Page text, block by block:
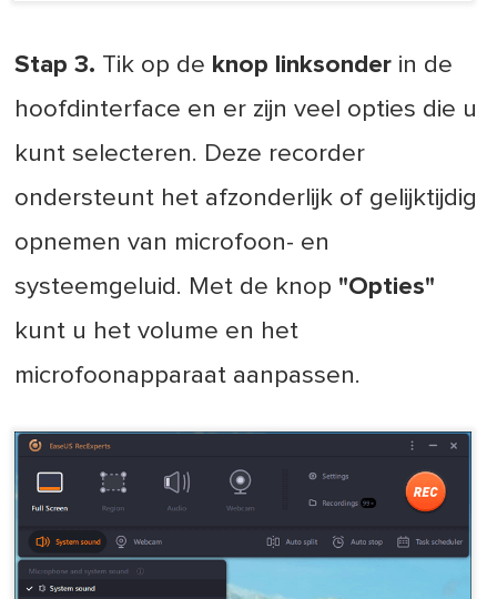
Stap 3. Tik op de knop linksonder in de
hoofdinterface en er zijn veel opties die u
kunt selecteren. Deze recorder
ondersteunt het afzonderlijk of gelijktijdig
opnemen van microfoon- en
systeemgeluid. Met de knop "Opties"
kunt u het volume en het
microfoonapparaat aanpassen.